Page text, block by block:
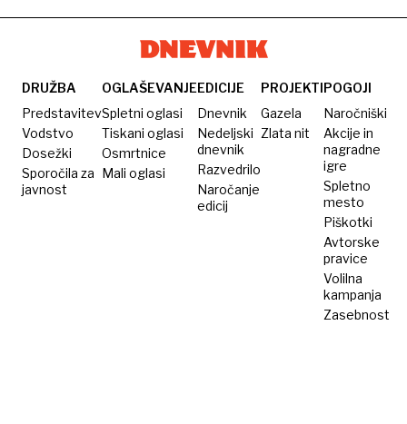
kostanja
DRUŽBA
Predstavitev
Vodstvo
Dosežki
Sporočila za
javnost
OGLAŠEVANJE
Spletni oglasi
Tiskani oglasi
Osmrtnice
Mali oglasi
EDICIJE
Dnevnik
Nedeljski
dnevnik
Razvedrilo
Naročanje
edicij
PROJEKTI
Gazela
Zlata nit
POGOJI
Naročniški
Akcije in
nagradne
igre
Spletno
mesto
Piškotki
Avtorske
pravice
Volilna
kampanja
Zasebnost